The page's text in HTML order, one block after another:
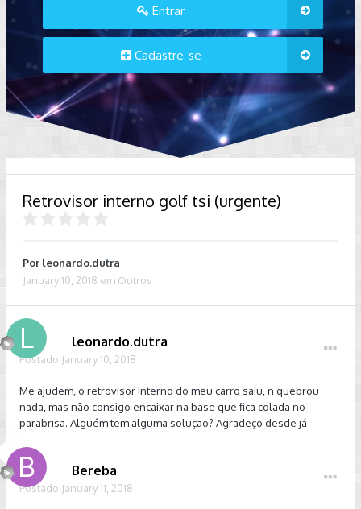
Entrar
Cadastre-se
Retrovisor interno golf tsi (urgente)
Por leonardo.dutra
January 10, 2018 em Outros
leonardo.dutra
Postado January 10, 2018
Me ajudem, o retrovisor interno do meu carro saiu, n quebrou
nada, mas não consigo encaixar na base que fica colada no
parabrisa. Alguém tem alguma solução? Agradeço desde já
Bereba
Postado January 11, 2018